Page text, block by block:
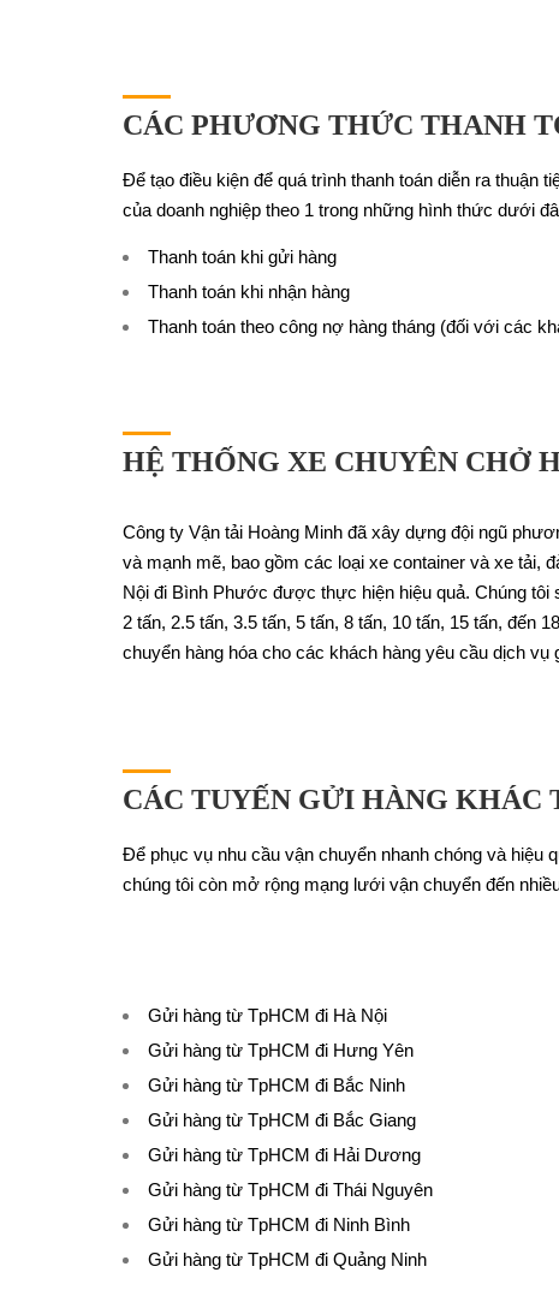
CÁC PHƯƠNG THỨC THANH
Để tạo điều kiện để quá trình thanh toán diễn ra thuận
của doanh nghiệp theo 1 trong những hình thức dưới
Thanh toán khi gửi hàng
Thanh toán khi nhận hàng
Thanh toán theo công nợ hàng tháng (đối với các
HỆ THỐNG XE CHUYÊN CHỞ
Công ty Vận tải Hoàng Minh đã xây dựng đội ngũ
và mạnh mẽ, bao gồm các loại xe container và xe tải,
Nội đi Bình Phước được thực hiện hiệu quả. Chúng tôi
2 tấn, 2.5 tấn, 3.5 tấn, 5 tấn, 8 tấn, 10 tấn, 15 tấn, đến
chuyển hàng hóa cho các khách hàng yêu cầu dịch vụ
CÁC TUYẾN GỬI HÀNG KHÁC
Để phục vụ nhu cầu vận chuyển nhanh chóng và hiệu
chúng tôi còn mở rộng mạng lưới vận chuyển đến
Gửi hàng từ TpHCM đi Hà Nội
Gửi hàng từ TpHCM đi Hưng Yên
Gửi hàng từ TpHCM đi Bắc Ninh
Gửi hàng từ TpHCM đi Bắc Giang
Gửi hàng từ TpHCM đi Hải Dương
Gửi hàng từ TpHCM đi Thái Nguyên
Gửi hàng từ TpHCM đi Ninh Bình
Gửi hàng từ TpHCM đi Quảng Ninh